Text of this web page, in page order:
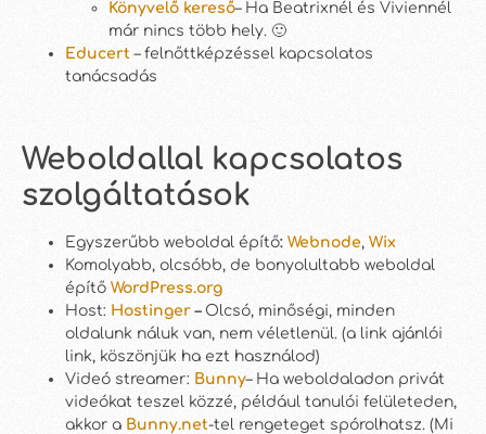
Könyvelő kereső– Ha Beatrixnél és Viviennél
már nincs több hely. 🙂
Educert – felnőttképzéssel kapcsolatos
tanácsadás
Weboldallal kapcsolatos
szolgáltatások
Egyszerűbb weboldal építő: Webnode, Wix
Komolyabb, olcsóbb, de bonyolultabb weboldal
építő WordPress.org
Host: Hostinger – Olcsó, minőségi, minden
oldalunk náluk van, nem véletlenül. (a link ajánlói
link, köszönjük ha ezt használod)
Videó streamer: Bunny– Ha weboldaladon privát
videókat teszel közzé, például tanulói felületeden,
akkor a Bunny.net-tel rengeteget spórolhatsz. (Mi